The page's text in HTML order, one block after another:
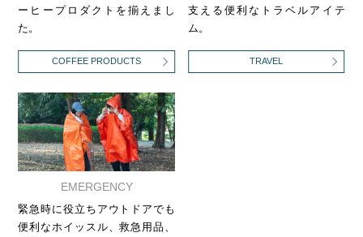
ーヒープロダクトを揃えまし
た。
COFFEE PRODUCTS
支える便利なトラベルアイテ
ム。
TRAVEL
EMERGENCY
緊急時に役立ちアウトドアでも
便利なホイッスル、救急用品、